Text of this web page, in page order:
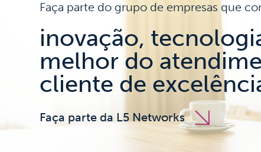
Faça parte do grupo de empresas que
inovação,
melhor do
cliente de
Faça parte da L5 Networks